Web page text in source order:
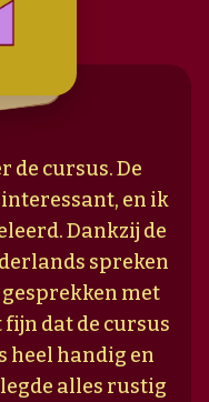
de cursus. De
en ik
Dankzij de
spreken
met
dat de cursus
heel handig en
alles rustig